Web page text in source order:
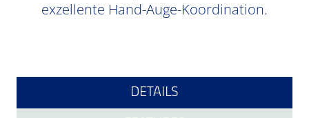
exzellente Hand-Auge-Koordination.
DETAILS